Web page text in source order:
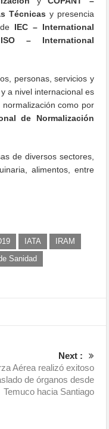
Técnicas y presencia
IEC – International
– International
personas, servicios y
a nivel internacional es
como por
de Normalización
de diversos sectores,
alimentos, entre
IATA
IRAM
Sanidad
Next :
Aérea realizó exitoso
de órganos desde
Temuco hacia Santiago